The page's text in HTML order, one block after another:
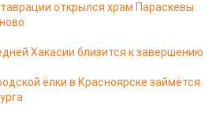
открылся храм Параскевы
Хакасии близится к завершению
ёлки в Красноярске займётся